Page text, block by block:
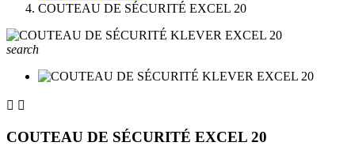
COUTEAU DE SÉCURITÉ EXCEL 20
search
 
COUTEAU DE SÉCURITÉ EXCEL 20